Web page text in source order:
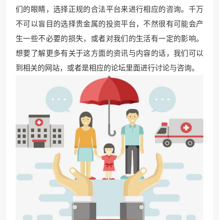
们的眼睛，选择正规的合法平台来进行相应的咨询。千万
不可以盲目的选择贵金属的投资平台，不然很有可能会产
生一些不必要的损失，或者对我们的生活有一定的影响。
想要了解更多有关于这方面的资讯与内容的话，我们可以
到相关的网站，或者是相应的论坛里面进行讨论与咨询。